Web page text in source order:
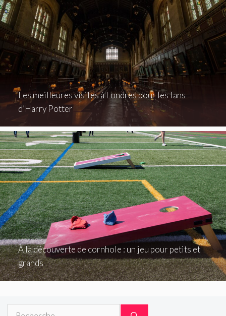
Les meilleures visites à Londres pour les fans
d’Harry Potter
À la découverte de cornhole : un jeu pour petits et
grands
Rechercher :